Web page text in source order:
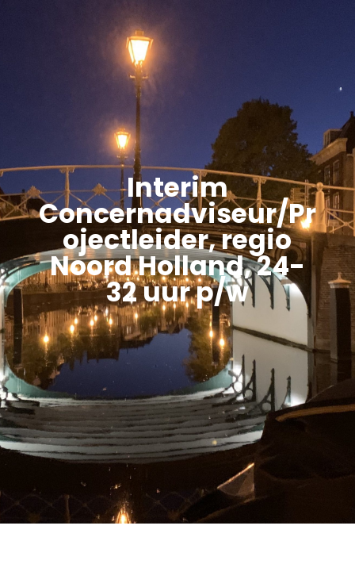
Interim
Concernadviseur/Pr
ojectleider, regio
Noord Holland, 24-
32 uur p/w